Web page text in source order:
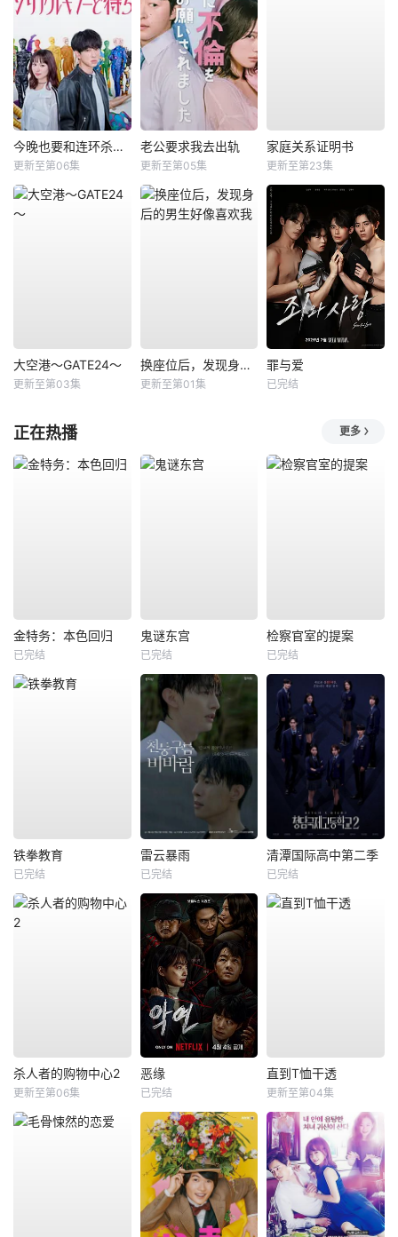
今晚也要和连环杀手约会
更新至第06集
老公要求我去出轨
更新至第05集
家庭关系证明书
更新至第23集
大空港～GATE24～
更新至第03集
换座位后，发现身后的男生好像喜欢我
更新至第01集
罪与爱
已完结
正在热播 更多
金特务：本色回归
已完结
鬼谜东宫
已完结
检察官室的提案
已完结
铁拳教育
已完结
雷云暴雨
已完结
清潭国际高中第二季
已完结
杀人者的购物中心2
更新至第06集
恶缘
已完结
直到T恤干透
更新至第04集